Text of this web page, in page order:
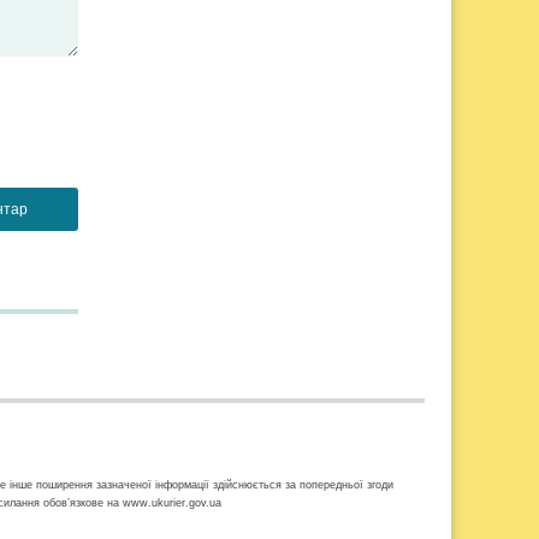
поширення зазначеної інформації здійснюється за попередньої згоди
обов’язкове на www.ukurier.gov.ua